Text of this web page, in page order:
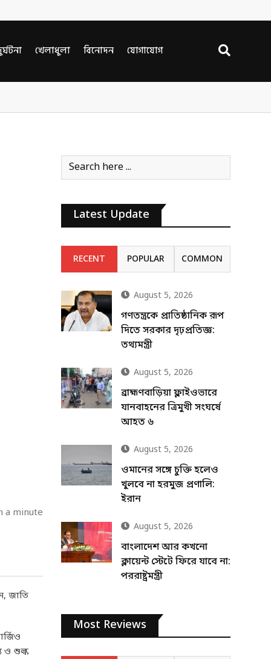
খেলাধুলা বিনোদন যোগাযোগ
a minute
জাতি
ও শুল্ক
Latest Update
RECENT POPULAR COMMON
August 5, 2026
গণতন্ত্রকে প্রাতিষ্ঠানিক রূপ
দিতে সরকার দৃঢ়প্রতিজ্ঞ:
তথ্যমন্ত্রী
August 5, 2026
ব্রাহ্মণবাড়িয়া ফ্লাইওভারে
যানবাহনের ত্রিমুখী সংঘর্ষে
আহত ৬
August 5, 2026
ওমানের সঙ্গে চুক্তি হলেও
খুলবে না হরমুজ প্রণালি:
ইরান
August 5, 2026
বাংলাদেশ আর কখনো
ক্লায়েন্ট স্টেটে ফিরে যাবে না:
পররাষ্ট্রমন্ত্রী
Most Reviews